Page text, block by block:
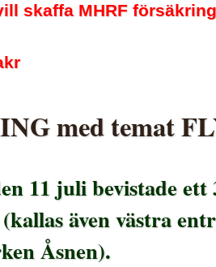
skaffa MHRF
med temat
11 juli bevistade
även västra
Åsnen).